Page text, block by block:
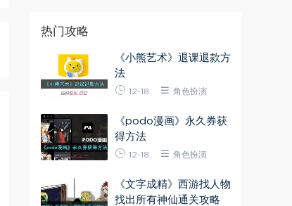
热门攻略
《小熊艺术》退课退款方
法
12-18 角色扮演
《podo漫画》永久券获
得方法
12-18 角色扮演
《文字成精》西游找人物
找出所有神仙通关攻略